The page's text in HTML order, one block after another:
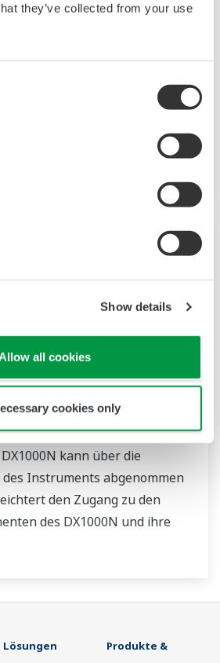
they’ve collected from your use
Show details
Allow all cookies
cookies only
mit Anzeige. Sein HMI
Audit Trails und
nach FDA CFR21 Part 11.
Chassis
kann über die
Instruments abgenommen
den Zugang zu den
des DX1000N und ihre
Lösungen
Produkte &